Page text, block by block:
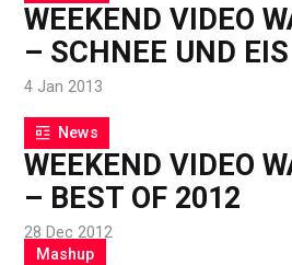
WEEKEND VIDEO
– SCHNEE UND EIS
4 Jan 2013
News
WEEKEND VIDEO
– BEST OF 2012
28 Dec 2012
Mashup